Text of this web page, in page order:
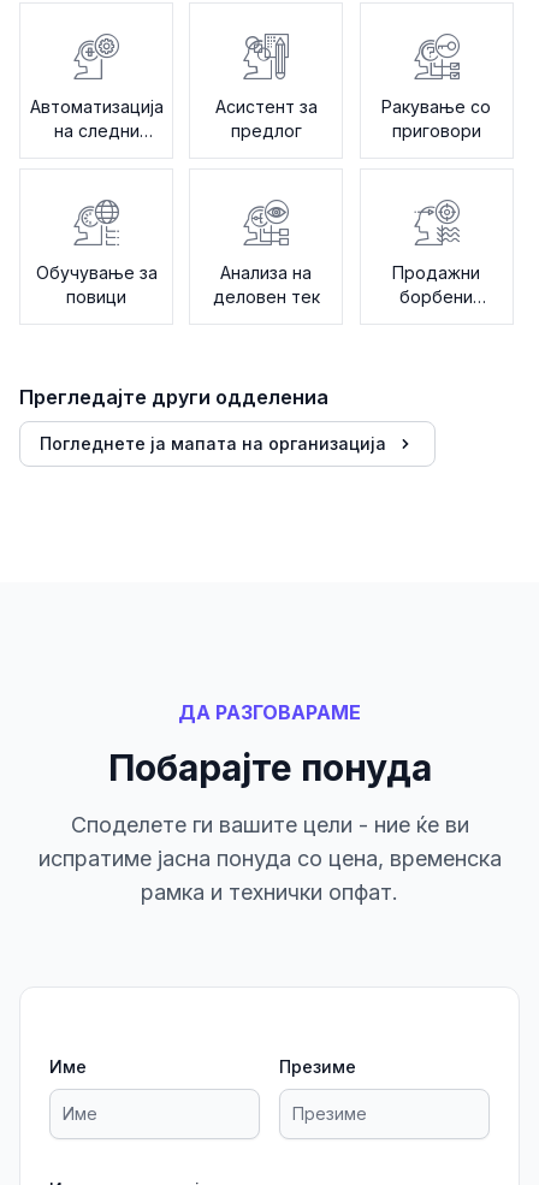
Автоматизација
на следни
чекори
Асистент за
предлог
Ракување со
приговори
Обучување за
повици
Анализа на
деловен тек
Продажни
борбени
картички
Прегледајте други одделениа
Погледнете ја мапата на организација
ДА РАЗГОВАРАМЕ
Побарајте понуда
Споделете ги вашите цели - ние ќе ви
испратиме јасна понуда со цена, временска
рамка и технички опфат.
Име Презиме